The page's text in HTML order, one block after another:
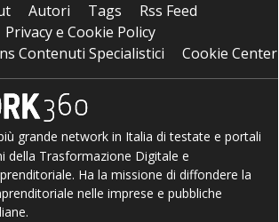
Autori Tags
Rss Feed
Privacy e Cookie Policy
Contenuti Specialistici
Cookie Center
grande network in Italia di testate e portali
della Trasformazione Digitale e
Ha la missione di diffondere la
nelle imprese e pubbliche